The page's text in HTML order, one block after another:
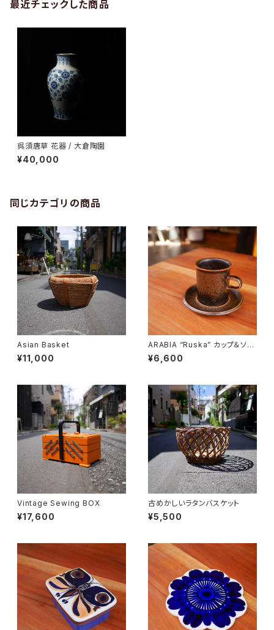
最近チェックした商品
呉須唐草 花器 / 大倉陶園
¥40,000
同じカテゴリの商品
Asian Basket
¥11,000
ARABIA “Ruska” カップ＆ソー
サー
¥6,600
Vintage Sewing BOX
¥17,600
古めかしいラタンバスケット
¥5,500